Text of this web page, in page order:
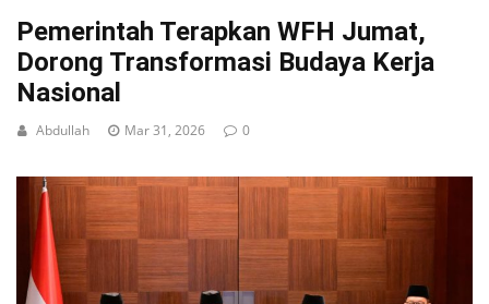
Pemerintah Terapkan WFH Jumat,
Dorong Transformasi Budaya Kerja
Nasional
Abdullah Mar 31, 2026 0